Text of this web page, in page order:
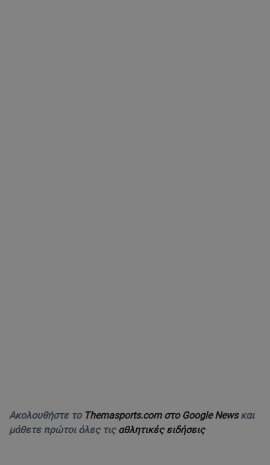
Ακολουθήστε το Themasports.com στο Google Newsκαι
μάθετε πρώτοι όλες τις αθλητικές ειδήσεις